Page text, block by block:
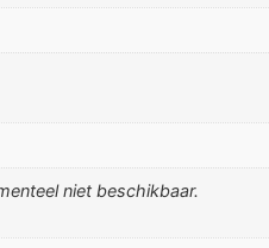
niet beschikbaar.